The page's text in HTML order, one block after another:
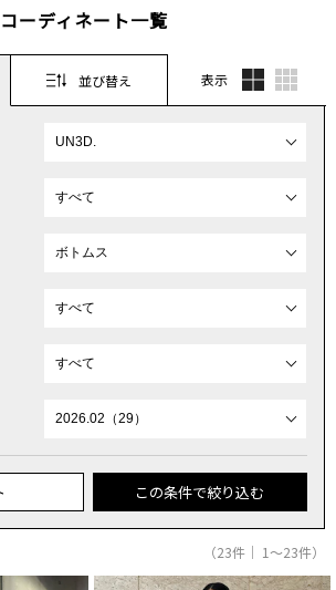
ーディネート一覧
並び替え 表示
この条件で絞り込む
（23件｜ 1～23件）